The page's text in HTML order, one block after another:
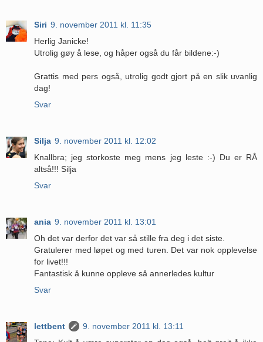
Siri 9. november 2011 kl. 11:35
Herlig Janicke!
Utrolig gøy å lese, og håper også du får bildene:-)
Grattis med pers også, utrolig godt gjort på en slik uvanlig
dag!
Svar
Silja 9. november 2011 kl. 12:02
Knallbra; jeg storkoste meg mens jeg leste :-) Du er RÅ
altså!!! Silja
Svar
ania 9. november 2011 kl. 13:01
Oh det var derfor det var så stille fra deg i det siste.
Gratulerer med løpet og med turen. Det var nok opplevelse
for livet!!!
Fantastisk å kunne oppleve så annerledes kultur
Svar
lettbent
9. november 2011 kl. 13:11